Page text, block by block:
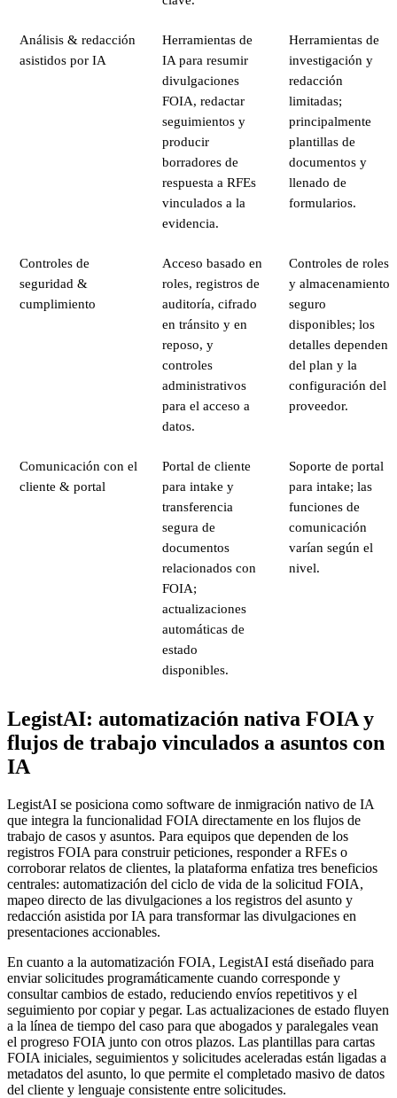
Análisis & redacción
asistidos por IA
Herramientas de
IA para resumir
divulgaciones
FOIA, redactar
seguimientos y
producir
borradores de
respuesta a RFEs
vinculados a la
evidencia.
Herramientas de
investigación y
redacción
limitadas;
principalmente
plantillas de
documentos y
llenado de
formularios.
Controles de
seguridad &
cumplimiento
Acceso basado en
roles, registros de
auditoría, cifrado
en tránsito y en
reposo, y
controles
administrativos
para el acceso a
datos.
Controles de roles
y almacenamiento
seguro
disponibles; los
detalles dependen
del plan y la
configuración del
proveedor.
Comunicación con el
cliente & portal
Portal de cliente
para intake y
transferencia
segura de
documentos
relacionados con
FOIA;
actualizaciones
automáticas de
estado
disponibles.
Soporte de portal
para intake; las
funciones de
comunicación
varían según el
nivel.
LegistAI: automatización nativa FOIA y
flujos de trabajo vinculados a asuntos con
IA
LegistAI se posiciona como software de inmigración nativo de IA
que integra la funcionalidad FOIA directamente en los flujos de
trabajo de casos y asuntos. Para equipos que dependen de los
registros FOIA para construir peticiones, responder a RFEs o
corroborar relatos de clientes, la plataforma enfatiza tres beneficios
centrales: automatización del ciclo de vida de la solicitud FOIA,
mapeo directo de las divulgaciones a los registros del asunto y
redacción asistida por IA para transformar las divulgaciones en
presentaciones accionables.
En cuanto a la automatización FOIA, LegistAI está diseñado para
enviar solicitudes programáticamente cuando corresponde y
consultar cambios de estado, reduciendo envíos repetitivos y el
seguimiento por copiar y pegar. Las actualizaciones de estado fluyen
a la línea de tiempo del caso para que abogados y paralegales vean
el progreso FOIA junto con otros plazos. Las plantillas para cartas
FOIA iniciales, seguimientos y solicitudes aceleradas están ligadas a
metadatos del asunto, lo que permite el completado masivo de datos
del cliente y lenguaje consistente entre solicitudes.